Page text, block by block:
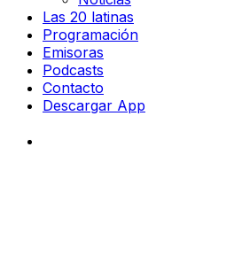
Las 20 latinas
Programación
Emisoras
Podcasts
Contacto
Descargar App